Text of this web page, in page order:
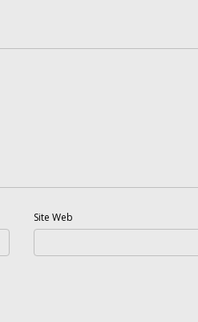
Site Web